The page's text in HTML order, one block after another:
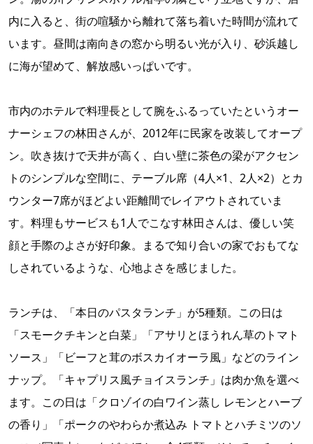
内に入ると、街の喧騒から離れて落ち着いた時間が流れて
います。昼間は南向きの窓から明るい光が入り、砂浜越し
に海が望めて、解放感いっぱいです。
市内のホテルで料理長として腕をふるっていたというオー
ナーシェフの林田さんが、2012年に民家を改装してオープ
ン。吹き抜けで天井が高く、白い壁に茶色の梁がアクセン
トのシンプルな空間に、テーブル席（4人×1、2人×2）とカ
ウンター7席がほどよい距離間でレイアウトされていま
す。料理もサービスも1人でこなす林田さんは、優しい笑
顔と手際のよさが好印象。まるで知り合いの家でおもてな
しされているような、心地よさを感じました。
ランチは、「本日のパスタランチ」が5種類。この日は
「スモークチキンと白菜」「アサリとほうれん草のトマト
ソース」「ビーフと茸のボスカイオーラ風」などのライン
ナップ。「キャプリス風チョイスランチ」は肉か魚を選べ
ます。この日は「クロゾイの白ワイン蒸し レモンとハーブ
の香り」「ポークのやわらか煮込み トマトとハチミツのソ